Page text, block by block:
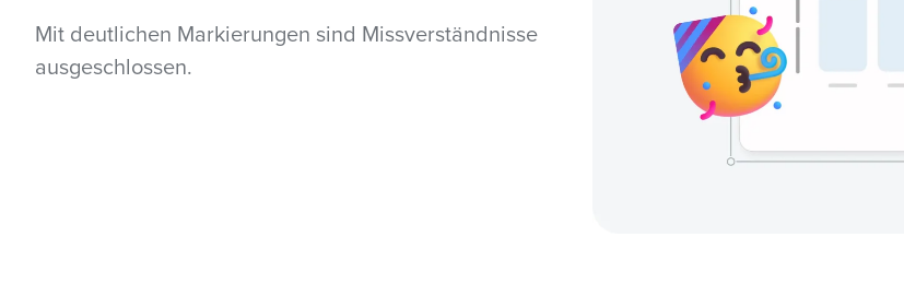
Mit deutlichen Markierungen sind Missverständnisse
ausgeschlossen.